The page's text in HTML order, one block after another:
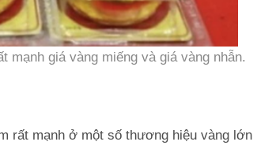
mạnh giá vàng miếng và giá vàng nhẫn.
rất mạnh ở một số thương hiệu vàng lớn